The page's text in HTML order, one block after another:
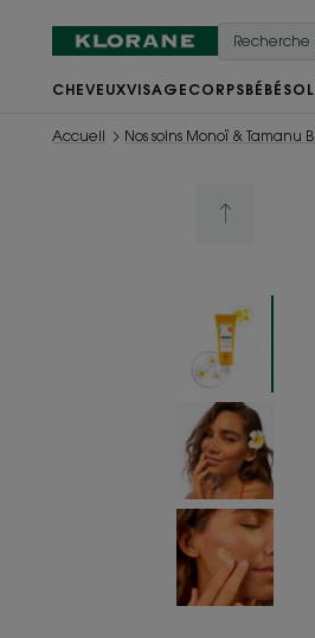
CHEVEUXVISAGE CORPSBÉBÉ
Accueil Nos soins Monoï & Tamanu